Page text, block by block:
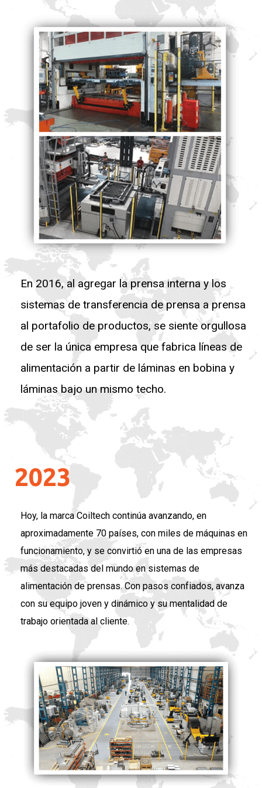
En 2016, al agregar la prensa interna y los
sistemas de transferencia de prensa a prensa
al portafolio de productos, se siente orgullosa
de ser la única empresa que fabrica líneas de
alimentación a partir de láminas en bobina y
láminas bajo un mismo techo.
2023
Hoy, la marca Coiltech continúa avanzando, en
aproximadamente 70 países, con miles de máquinas en
funcionamiento, y se convirtió en una de las empresas
más destacadas del mundo en sistemas de
alimentación de prensas. Con pasos confiados, avanza
con su equipo joven y dinámico y su mentalidad de
trabajo orientada al cliente.